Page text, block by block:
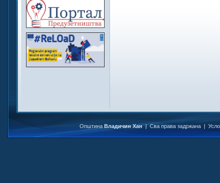
Општина Владичин Хан| Сва права задржана |